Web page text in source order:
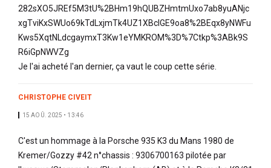
282sXO5JREf5M3tU%2BHm19hQUBZHmtmUxo7ab8yuANjc
xgTviKxSWUo69kTdLxjmTk4UZ1XBcIGE9oa8%2BEqx8yNWFu
Kws5XqtNLdcgaymxT3Kw1eYMKROM%3D%7Ctkp%3ABk9S
R6iGpNWVZg
Je l'ai acheté l'an dernier, ça vaut le coup cette série.
CHRISTOPHE CIVEIT
15 AOÛ. 2025 • 13:46
C'est un hommage à la Porsche 935 K3 du Mans 1980 de
Kremer/Gozzy #42 n°chassis : 9306700163 pilotée par